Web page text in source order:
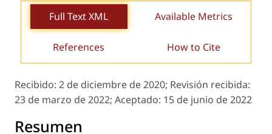
Full Text XML Available Metrics
References How to Cite
Recibido: 2 de diciembre de 2020; Revisión recibida:
23 de marzo de 2022; Aceptado: 15 de junio de 2022
Resumen